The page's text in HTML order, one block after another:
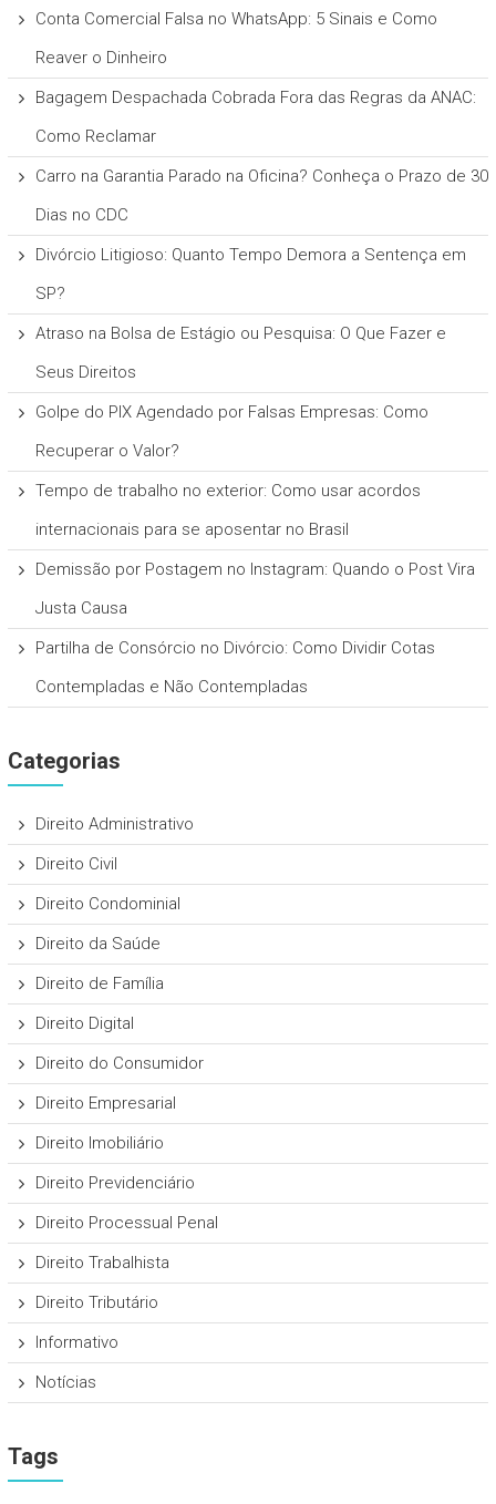
Conta Comercial Falsa no WhatsApp: 5 Sinais e Como
Reaver o Dinheiro
Bagagem Despachada Cobrada Fora das Regras da ANAC:
Como Reclamar
Carro na Garantia Parado na Oficina? Conheça o Prazo de 30
Dias no CDC
Divórcio Litigioso: Quanto Tempo Demora a Sentença em
SP?
Atraso na Bolsa de Estágio ou Pesquisa: O Que Fazer e
Seus Direitos
Golpe do PIX Agendado por Falsas Empresas: Como
Recuperar o Valor?
Tempo de trabalho no exterior: Como usar acordos
internacionais para se aposentar no Brasil
Demissão por Postagem no Instagram: Quando o Post Vira
Justa Causa
Partilha de Consórcio no Divórcio: Como Dividir Cotas
Contempladas e Não Contempladas
Categorias
Direito Administrativo
Direito Civil
Direito Condominial
Direito da Saúde
Direito de Família
Direito Digital
Direito do Consumidor
Direito Empresarial
Direito Imobiliário
Direito Previdenciário
Direito Processual Penal
Direito Trabalhista
Direito Tributário
Informativo
Notícias
Tags